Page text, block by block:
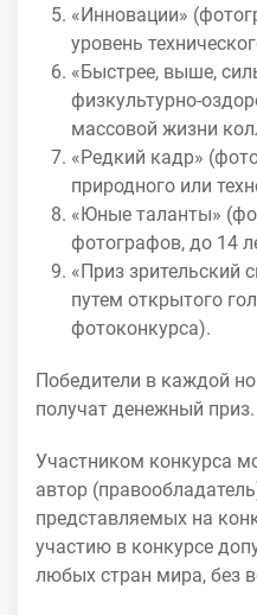
«Инновации»
уровень
«Быстрее, выше,
физкультурно-
массовой жизни
«Редкий кадр»
природного или
«Юные таланты»
фотографов, до 14
«Приз зрительский
путем открытого
фотоконкурса).
Победители в каждой
получат денежный приз.
Участником конкурса
автор
представляемых на
участию в конкурсе
любых стран мира, без